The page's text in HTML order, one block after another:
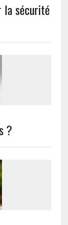
la sécurité
?